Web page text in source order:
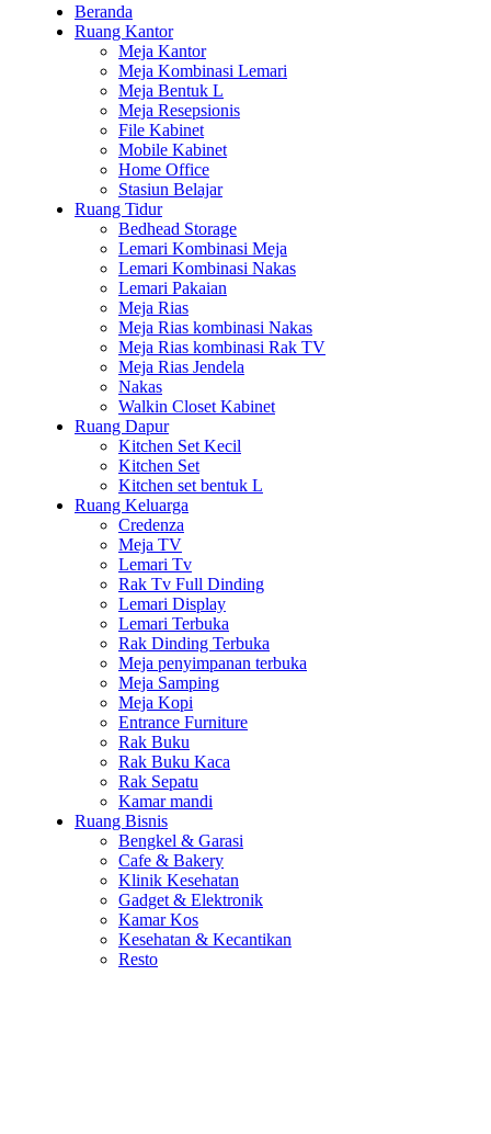
Beranda
Ruang Kantor
Meja Kantor
Meja Kombinasi Lemari
Meja Bentuk L
Meja Resepsionis
File Kabinet
Mobile Kabinet
Home Office
Stasiun Belajar
Ruang Tidur
Bedhead Storage
Lemari Kombinasi Meja
Lemari Kombinasi Nakas
Lemari Pakaian
Meja Rias
Meja Rias kombinasi Nakas
Meja Rias kombinasi Rak TV
Meja Rias Jendela
Nakas
Walkin Closet Kabinet
Ruang Dapur
Kitchen Set Kecil
Kitchen Set
Kitchen set bentuk L
Ruang Keluarga
Credenza
Meja TV
Lemari Tv
Rak Tv Full Dinding
Lemari Display
Lemari Terbuka
Rak Dinding Terbuka
Meja penyimpanan terbuka
Meja Samping
Meja Kopi
Entrance Furniture
Rak Buku
Rak Buku Kaca
Rak Sepatu
Kamar mandi
Ruang Bisnis
Bengkel & Garasi
Cafe & Bakery
Klinik Kesehatan
Gadget & Elektronik
Kamar Kos
Kesehatan & Kecantikan
Resto